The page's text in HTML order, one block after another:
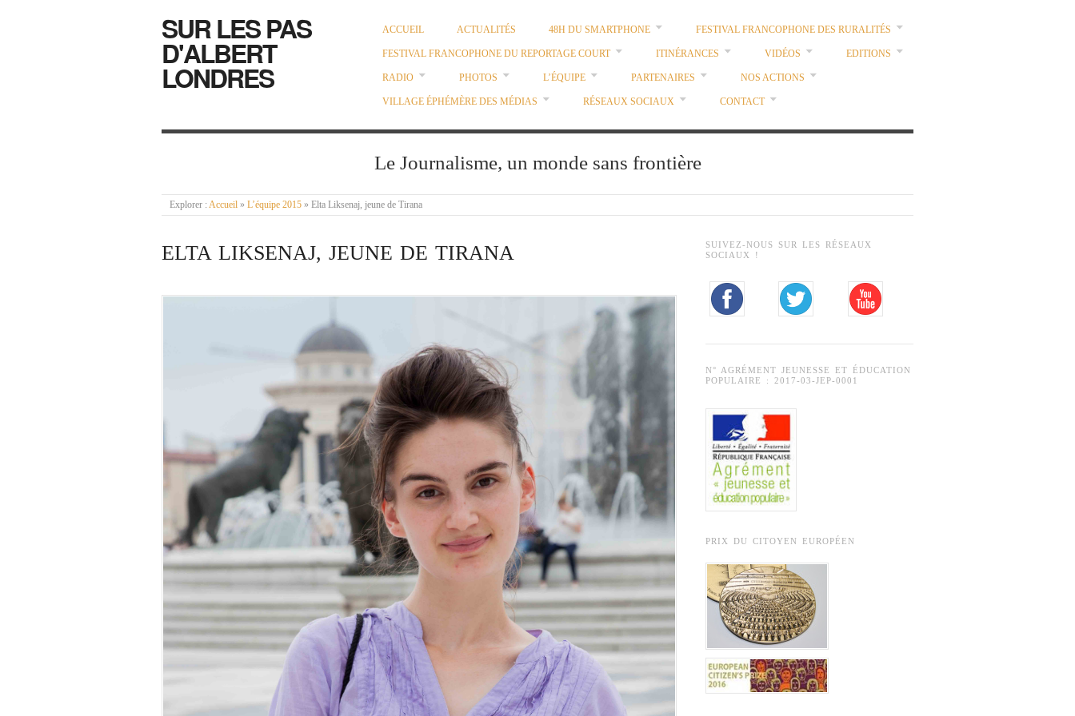
SUR LES PAS
D'ALBERT
LONDRES
ACCUEIL ACTUALITÉS 48H DU SMARTPHONE FESTIVAL FRANCOPHONE DES RURALITÉS
FESTIVAL FRANCOPHONE DU REPORTAGE COURT ITINÉRANCES VIDÉOS EDITIONS
RADIO PHOTOS L’ÉQUIPE PARTENAIRES NOS ACTIONS
VILLAGE ÉPHÉMÈRE DES MÉDIAS RÉSEAUX SOCIAUX CONTACT
Le Journalisme, un monde sans frontière
Explorer : Accueil » L’équipe 2015 » Elta Liksenaj, jeune de Tirana
ELTA LIKSENAJ, JEUNE DE TIRANA
SUIVEZ-NOUS SUR LES RÉSEAUX
SOCIAUX !
N° AGRÉMENT JEUNESSE ET ÉDUCATION
POPULAIRE : 2017-03-JEP-0001
PRIX DU CITOYEN EUROPÉEN